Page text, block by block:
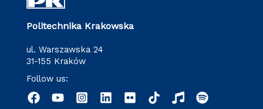
Politechnika Krakowska
ul. Warszawska 24
31-155 Kraków
Follow us: